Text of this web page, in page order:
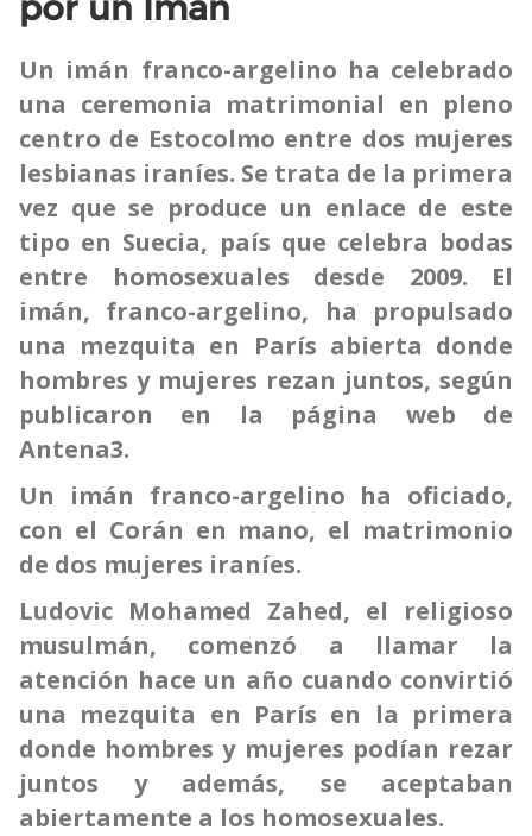
Un imán franco-argelino ha celebrado
una ceremonia matrimonial en pleno
centro de Estocolmo entre dos mujeres
lesbianas iraníes. Se trata de la primera
vez que se produce un enlace de este
tipo en Suecia, país que celebra bodas
entre homosexuales desde 2009. El
imán, franco-argelino, ha propulsado
una mezquita en París abierta donde
hombres y mujeres rezan juntos, según
publicaron en la página web de
Antena3.
Un imán franco-argelino ha oficiado,
con el Corán en mano, el matrimonio
de dos mujeres iraníes.
Ludovic Mohamed Zahed, el religioso
musulmán, comenzó a llamar la
atención hace un año cuando convirtió
una mezquita en París en la primera
donde hombres y mujeres podían rezar
juntos y además, se aceptaban
abiertamente a los homosexuales.